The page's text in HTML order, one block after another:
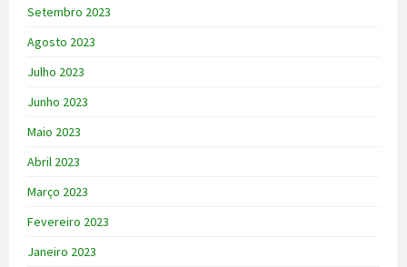
Setembro 2023
Agosto 2023
Julho 2023
Junho 2023
Maio 2023
Abril 2023
Março 2023
Fevereiro 2023
Janeiro 2023